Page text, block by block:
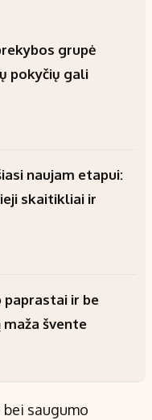
grupė
pokyčių gali
naujam etapui:
skaitikliai ir
paprastai ir be
švente
saugumo